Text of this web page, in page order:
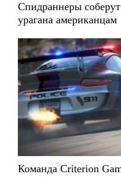
Спидраннеры
урагана американцам
Команда Criterion